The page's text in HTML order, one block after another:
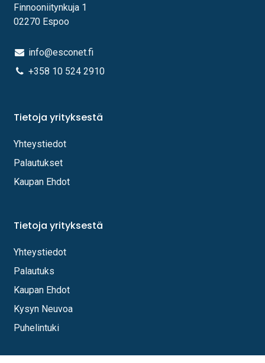
Finnooniitynkuja 1
02270 Espoo
info@esconet.fi
+358 10 524 2910
Tietoja yrityksestä
Yhteystiedot
Palautukset
Kaupan Ehdot
Tietoja yrityksestä
Yhteystiedot
Palautuks
Kaupan Ehdot
Kysyn Neuvoa
Puhelintuki